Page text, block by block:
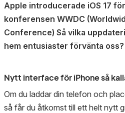
Apple introducerade iOS 17
konferensen WWDC
Conference) Så vilka
hem entusiaster förvänta oss?
Nytt interface för iPhone så
Om du laddar din telefon och
så får du åtkomst till ett helt nytt